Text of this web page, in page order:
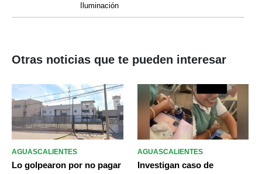
Iluminación
Otras noticias que te pueden interesar
AGUASCALIENTES
Lo golpearon por no pagar
AGUASCALIENTES
Investigan caso de